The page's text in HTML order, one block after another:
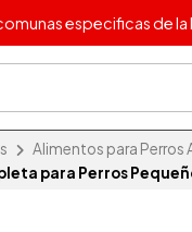
especificas de
Alimentos para Perros
para Perros